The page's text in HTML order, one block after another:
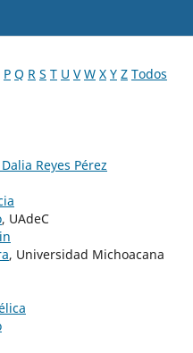
P Q R S T U V W X Y Z Todos
Reyes Pérez
, UAdeC
, Universidad Michoacana